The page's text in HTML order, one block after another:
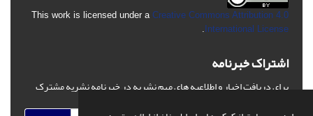
This work is licensed under a Creative Commons Attribution 4.0
International License
اشتراک خبرنامه
برای دریافت اخبار و اطلاعیه های مهم نشریه در خبرنامه نشریه مشترک